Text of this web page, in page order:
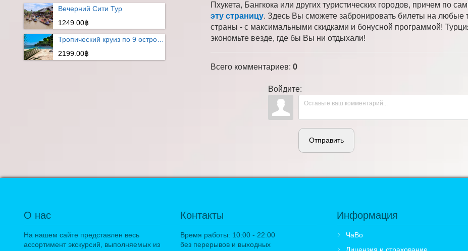
Пхукета, Бангкока или других туристических городов, причем по
эту страницу. Здесь Вы сможете забронировать билеты на любые
страны - с максимальными скидками и бонусной программой!
экономьте везде, где бы Вы ни отдыхали!
Всего комментариев: 0
Войдите:
Отправить
Вечерний Сити Тур
1249.00฿
2199.00฿
О нас
На нашем сайте представлен весь
ассортимент экскурсий, выполняемых из
Контакты
Время работы: 10:00 - 22:00
без перерывов и выходных
Информация
ЧаВо